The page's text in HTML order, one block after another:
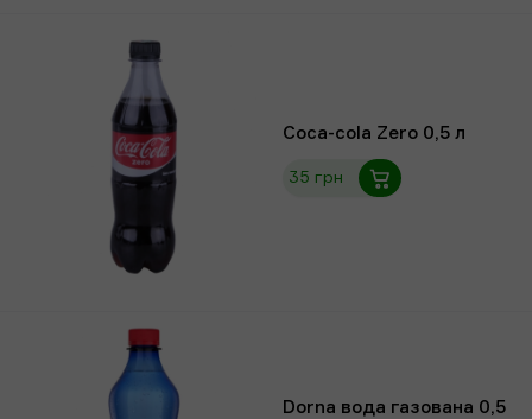
Coca-cola Zero 0,5 л
35 грн
Dorna вода газована 0,5